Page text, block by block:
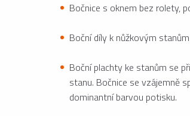
Bočnice s oknem bez rolety,
Boční díly k nůžkovým
Boční plachty ke stanům se
stanu. Bočnice se vzájemně
dominantní barvou potisku.